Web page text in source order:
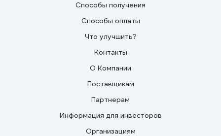
Способы получения
Способы оплаты
Что улучшить?
Контакты
О Компании
Поставщикам
Партнерам
Информация для инвесторов
Организациям